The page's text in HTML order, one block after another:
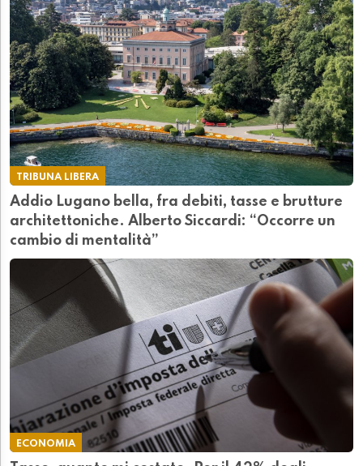
TRIBUNA LIBERA
Addio Lugano bella, fra debiti, tasse e brutture
architettoniche. Alberto Siccardi: “Occorre un
cambio di mentalità”
ECONOMIA